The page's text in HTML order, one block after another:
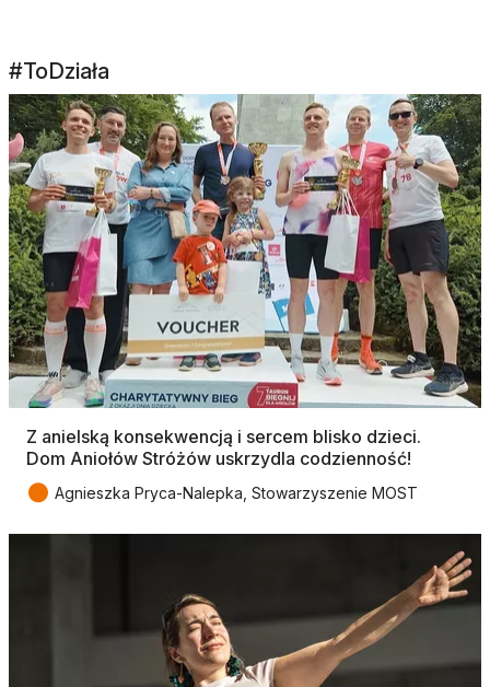
#ToDziała
Z anielską konsekwencją i sercem blisko dzieci.
Dom Aniołów Stróżów uskrzydla codzienność!
● Agnieszka Pryca-Nalepka, Stowarzyszenie MOST